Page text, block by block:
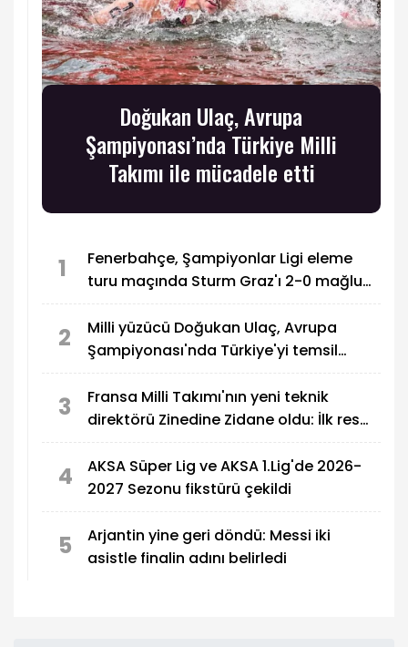
Doğukan Ulaç, Avrupa
Şampiyonası’nda Türkiye Milli
Takımı ile mücadele etti
1
Fenerbahçe, Şampiyonlar Ligi eleme
turu maçında Sturm Graz'ı 2-0 mağlup
2
Milli yüzücü Doğukan Ulaç, Avrupa
Şampiyonası'nda Türkiye'yi temsil
3
Fransa Milli Takımı'nın yeni teknik
direktörü Zinedine Zidane oldu: İlk resmi
4
AKSA Süper Lig ve AKSA 1.Lig'de 2026-
2027 Sezonu fikstürü çekildi
5
Arjantin yine geri döndü: Messi iki
asistle finalin adını belirledi